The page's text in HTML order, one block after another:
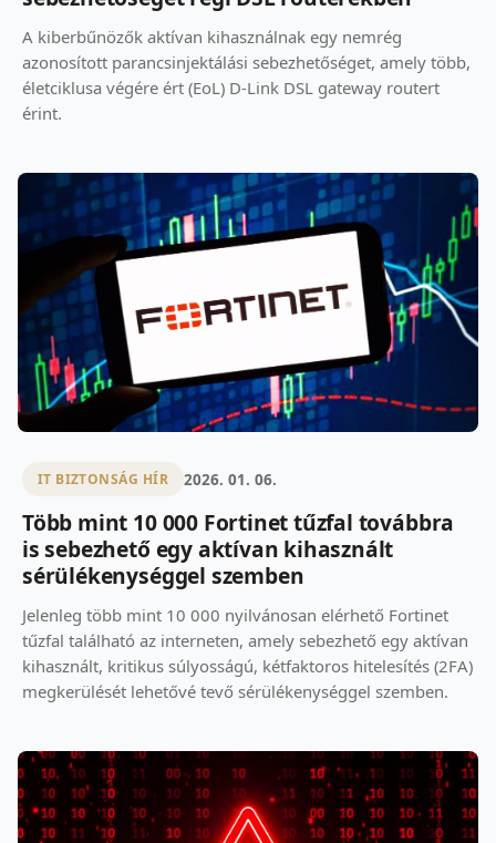
A kiberbűnözők aktívan kihasználnak egy nemrég
azonosított parancsinjektálási sebezhetőséget, amely több,
életciklusa végére ért (EoL) D-Link DSL gateway routert
érint.
IT BIZTONSÁG HÍR 2026. 01. 06.
Több mint 10 000 Fortinet tűzfal továbbra
is sebezhető egy aktívan kihasznált
sérülékenységgel szemben
Jelenleg több mint 10 000 nyilvánosan elérhető Fortinet
tűzfal található az interneten, amely sebezhető egy aktívan
kihasznált, kritikus súlyosságú, kétfaktoros hitelesítés (2FA)
megkerülését lehetővé tevő sérülékenységgel szemben.